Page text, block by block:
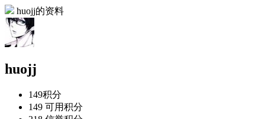
huojj的资料
huojj
149积分
149 可用积分